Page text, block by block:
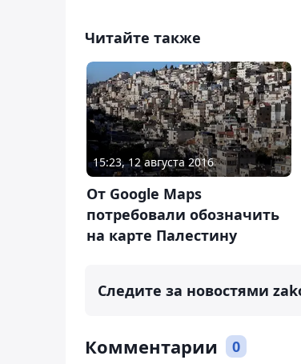
Читайте также
15:23, 12 августа 2016
От Google Maps
потребовали обозначить
на карте Палестину
Следите за новостями
Комментарии 0